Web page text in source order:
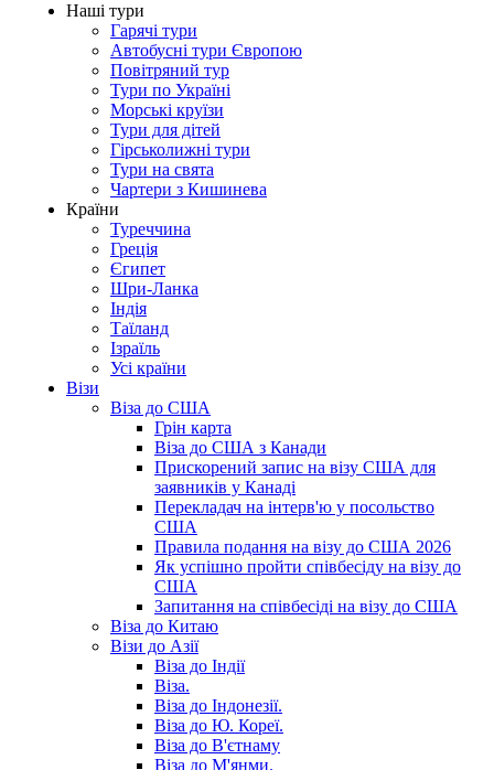
Наші тури
Гарячі тури
Автобусні тури Європою
Повітряний тур
Тури по Україні
Морські круїзи
Тури для дітей
Гірськолижні тури
Тури на свята
Чартери з Кишинева
Країни
Туреччина
Греція
Єгипет
Шри-Ланка
Індія
Таїланд
Ізраїль
Усі країни
Візи
Віза до США
Грін карта
Віза до США з Канади
Прискорений запис на візу США для
заявників у Канаді
Перекладач на інтерв'ю у посольство
США
Правила подання на візу до США 2026
Як успішно пройти співбесіду на візу до
США
Запитання на співбесіді на візу до США
Віза до Китаю
Візи до Азії
Віза до Індії
Віза.
Віза до Індонезії.
Віза до Ю. Кореї.
Віза до В'єтнаму
Віза до М'янми.